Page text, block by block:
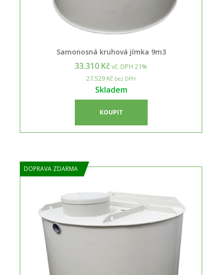
Samonosná kruhová jímka 9m3
33.310 Kčvč. DPH 21%
27.529 Kč bez DPH
Skladem
KOUPIT
DOPRAVA ZDARMA